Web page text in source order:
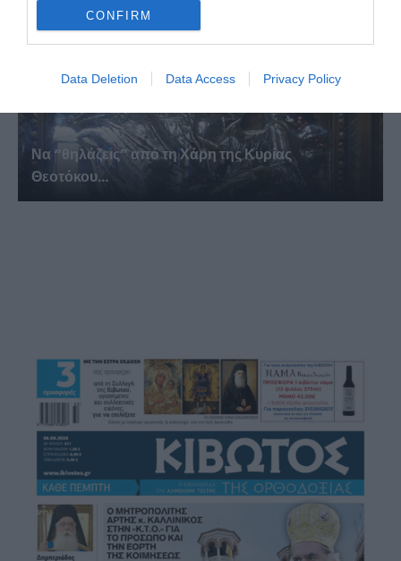
CONFIRM
Data Deletion Data Access Privacy Policy
Να “θηλάζεις” από τη Χάρη της Κυρίας
Θεοτόκου...